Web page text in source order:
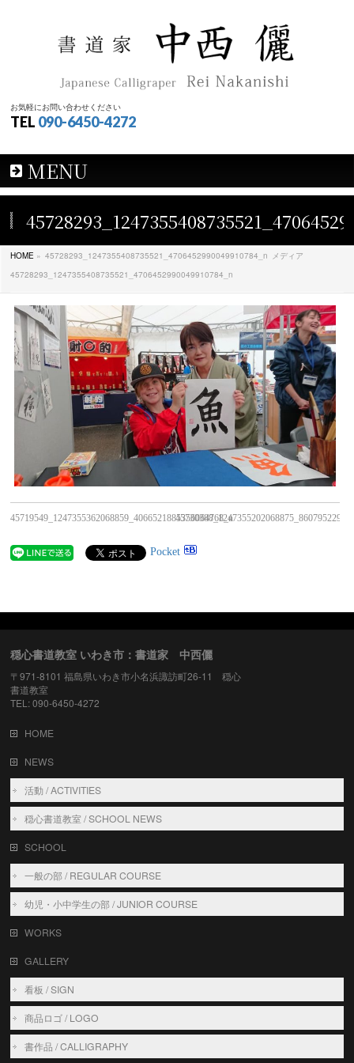
お気軽にお問い合わせください
TEL 090-6450-4272
MENU
HOME » 45728293_1247355408735521_4706452990049910784_n メディア
45728293_1247355408735521_4706452990049910784_n
45719549_1247355362068859_4066521885356064768_n
Pocket
穏心書道教室 いわき市：書道家 中西儷
〒971-8101 福島県いわき市小名浜諏訪町26-11 穏心
書道教室
TEL: 090-6450-4272
HOME
NEWS
活動 / ACTIVITIES
穏心書道教室 / SCHOOL NEWS
SCHOOL
一般の部 / REGULAR COURSE
幼児・小中学生の部 / JUNIOR COURSE
WORKS
GALLERY
看板 / SIGN
商品ロゴ / LOGO
書作品 / CALLIGRAPHY